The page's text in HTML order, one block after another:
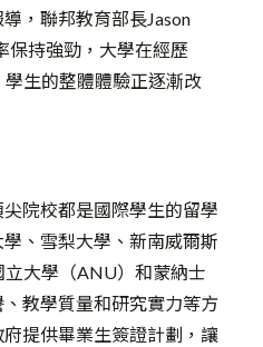
，聯邦教育部長Jason
保持強勁，大學在經歷
生的整體體驗正逐漸改
院校都是國際學生的留學
、雪梨大學、新南威爾斯
大學（ANU）和蒙納士
教學質量和研究實力等方
提供畢業生簽證計劃，讓